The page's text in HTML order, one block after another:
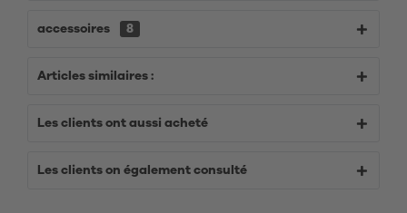
accessoires 8
Articles similaires :
Les clients ont aussi acheté
Les clients on également consulté